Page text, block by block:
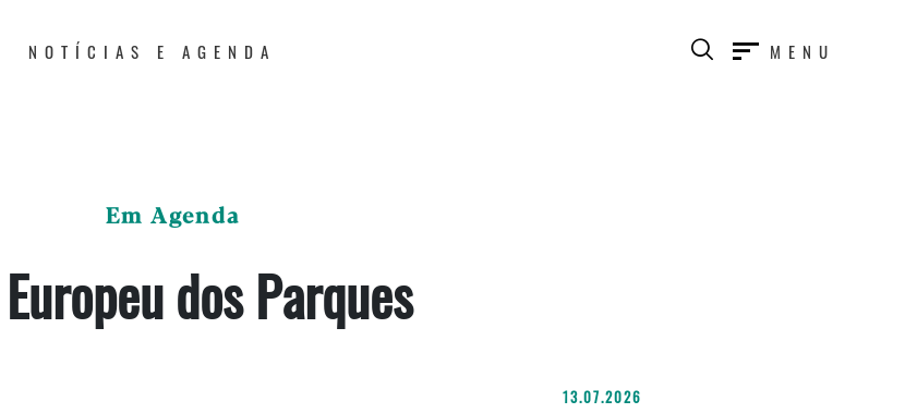
NOTÍCIAS E AGENDA MENU
Em Agenda
dos Parques
13.07.2026